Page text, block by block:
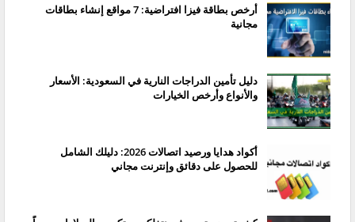
أرخص بطاقة فيزا افتراضية: 7 مواقع إنشاء بطاقات
مجانية
دليل تأمين الدراجات النارية في السعودية: الأسعار
والأنواع وأرخص الخيارات
أكواد هدايا ورصيد اتصالات 2026: دليلك الشامل
للحصول على دقائق وإنترنت مجاني